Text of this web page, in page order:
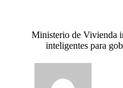
Ministerio de Vivienda
inteligentes para